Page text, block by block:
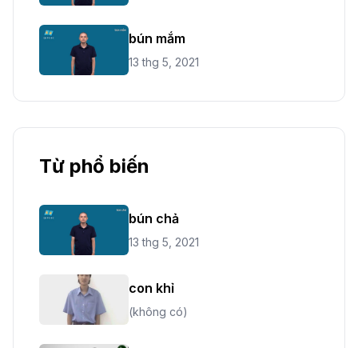
bún mắm
13 thg 5, 2021
Từ phổ biến
bún chả
13 thg 5, 2021
con khỉ
(không có)